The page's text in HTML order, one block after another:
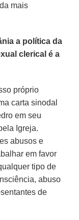
mais
a política da
clerical é a
próprio
carta sinodal
em seu
Igreja.
abusos e
em favor
tipo de
abuso
de